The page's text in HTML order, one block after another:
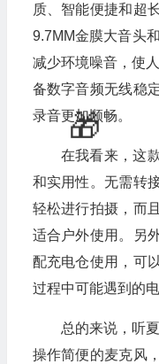
质、智能便捷和超
9.7MM金膜大音头
减少环境噪音，使
备数字音频无线稳
录音更加顺畅。
在我看来，这
和实用性。无需转
轻松进行拍摄，而
适合户外使用。另
配充电仓使用，可
过程中可能遇到的电
总的来说，听
操作简便的麦克风
🎁